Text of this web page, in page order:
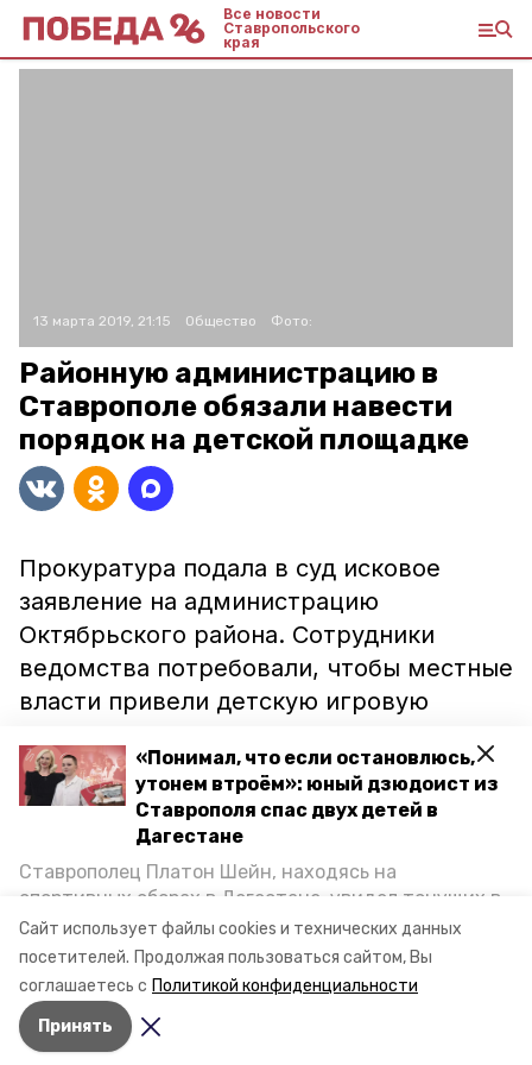
Сайт использует файлы cookies и технических данных
посетителей. Продолжая пользоваться сайтом, Вы
соглашаетесь с Политикой конфиденциальности
Принять
«Понимал, что если остановлюсь,
утонем втроём»: юный дзюдоист из
Ставрополя спас двух детей в
Дагестане
Ставрополец Платон Шейн, находясь на
спортивных сборах в Дегестане, увидел тонущих в
Каспийском море детей и бросился на помощь. По
возвращении домой, отважного мальчика
пригласили в министерство образования края и
наградили. Корреспондент «Победы26» пообщался
с юным героем.
Все новости
Ставропольского
края
13 марта 2019, 21:15 Общество Фото:
Районную администрацию в
Ставрополе обязали навести
порядок на детской площадке
Прокуратура подала в суд исковое
заявление на администрацию
Октябрьского района. Сотрудники
ведомства потребовали, чтобы местные
власти привели детскую игровую
соответствие с требованиями
действующего законодательства.
Прокуратора выиграла дело. Суд обязал
администрацию исполнить требования.